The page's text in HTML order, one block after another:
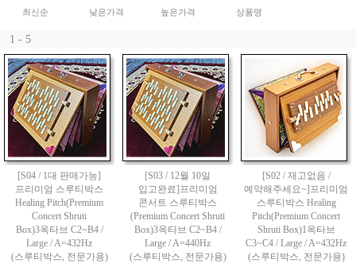
최신순 낮은가격 높은가격 상품명
1 - 5
[S04 / 1대 판매가능]
프리미엄 스루티박스
Healing Pitch(Premium
Concert Shruti
Box)3옥타브 C2~B4 /
Large / A=432Hz
(스루티박스, 전문가용)
[S03 / 12월 10일
입고완료]프리미엄
콘서트 스루티박스
(Premium Concert Shruti
Box)3옥타브 C2~B4 /
Large / A=440Hz
(스루티박스, 전문가용)
[S02 / 재고없음 /
예약해주세요~]프리미엄
스루티박스 Healing
Pitch(Premium Concert
Shruti Box)1옥타브
C3~C4 / Large / A=432Hz
(스루티박스, 전문가용)